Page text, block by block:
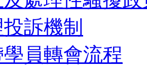
訴機制
員轉會流程